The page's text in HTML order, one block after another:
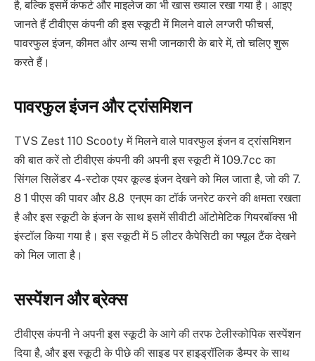
है, बल्कि इसमें कंफर्ट और माइलेज का भी खास ख्याल रखा गया है। आइए
जानते हैं टीवीएस कंपनी की इस स्कूटी में मिलने वाले लग्जरी फीचर्स,
पावरफुल इंजन, कीमत और अन्य सभी जानकारी के बारे में, तो चलिए शुरू
करते हैं।
पावरफुल इंजन और ट्रांसमिशन
TVS Zest 110 Scooty में मिलने वाले पावरफुल इंजन व ट्रांसमिशन
की बात करें तो टीवीएस कंपनी की अपनी इस स्कूटी में 109.7cc का
सिंगल सिलेंडर 4-स्टोक एयर कूल्ड इंजन देखने को मिल जाता है, जो की 7.
8 1 पीएस की पावर और 8.8 एनएम का टॉर्क जनरेट करने की क्षमता रखता
है और इस स्कूटी के इंजन के साथ इसमें सीवीटी ऑटोमेटिक गियरबॉक्स भी
इंस्टॉल किया गया है। इस स्कूटी में 5 लीटर कैपेसिटी का फ्यूल टैंक देखने
को मिल जाता है।
सस्पेंशन और ब्रेक्स
टीवीएस कंपनी ने अपनी इस स्कूटी के आगे की तरफ टेलीस्कोपिक सस्पेंशन
दिया है, और इस स्कूटी के पीछे की साइड पर हाइड्रॉलिक डैम्पर के साथ